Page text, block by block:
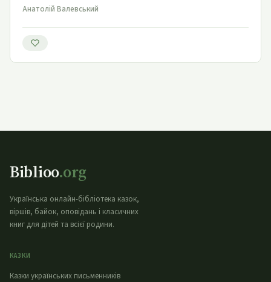
Анатолій Валевський
Biblioo.org
Українська онлайн-бібліотека казок,
віршів, байок, оповідань і класичних
книг для дітей та всієї родини.
КАЗКИ
Казки українських письменників